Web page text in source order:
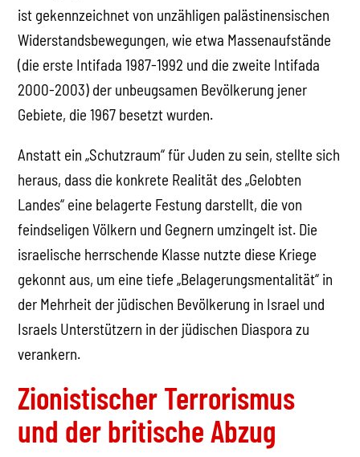
ist gekennzeichnet von unzähligen palästinensischen
Widerstandsbewegungen, wie etwa Massenaufstände
(die erste Intifada 1987-1992 und die zweite Intifada
2000-2003) der unbeugsamen Bevölkerung jener
Gebiete, die 1967 besetzt wurden.
Anstatt ein „Schutzraum“ für Juden zu sein, stellte sich
heraus, dass die konkrete Realität des „Gelobten
Landes“ eine belagerte Festung darstellt, die von
feindseligen Völkern und Gegnern umzingelt ist. Die
israelische herrschende Klasse nutzte diese Kriege
gekonnt aus, um eine tiefe „Belagerungsmentalität“ in
der Mehrheit der jüdischen Bevölkerung in Israel und
Israels Unterstützern in der jüdischen Diaspora zu
verankern.
Zionistischer Terrorismus
und der britische Abzug